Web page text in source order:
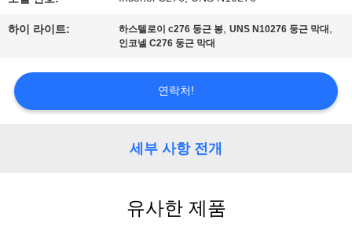
여
공
장
하이 라이트: 하스텔로이 c276 둥근 봉,UNS N10276 둥근 막대 ,
인코넬 C276 둥근 막대
연락처!
세부 사항 전개
유사한 제품